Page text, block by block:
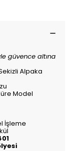
güvence altına
Alpaka
Model
İşleme